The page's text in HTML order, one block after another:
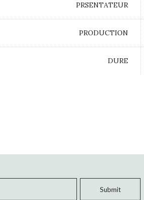
PRSENTATEUR
PRODUCTION
DURE